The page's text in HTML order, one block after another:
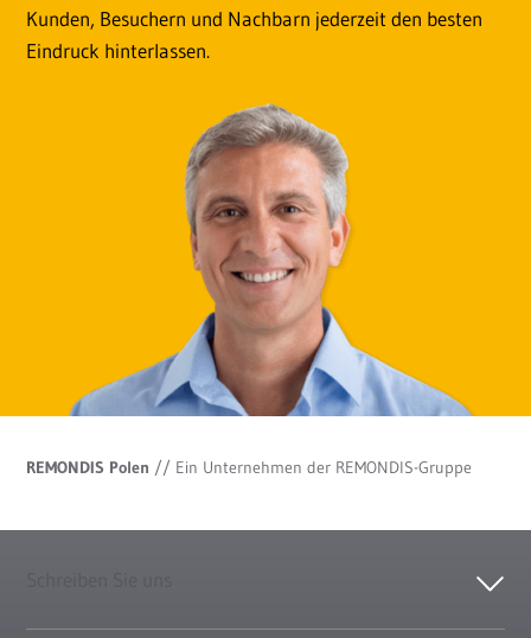
Kunden, Besuchern und Nachbarn jederzeit den besten
Eindruck hinterlassen.
REMONDIS Polen // Ein Unternehmen der REMONDIS-Gruppe